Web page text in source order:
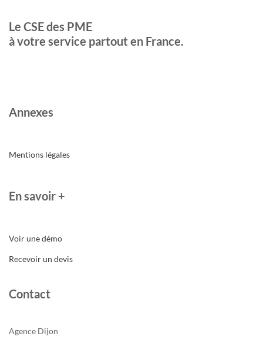
Le CSE des PME
à votre service partout en France.
Annexes
Mentions légales
En savoir +
Voir une démo
Recevoir un devis
Contact
Agence Dijon